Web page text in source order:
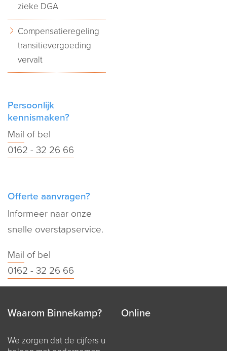
zieke DGA
Compensatieregeling
transitievergoeding
vervalt
Persoonlijk
kennismaken?
Mail of bel
0162 - 32 26 66
Offerte aanvragen?
Informeer naar onze
snelle overstapservice.
Mail of bel
0162 - 32 26 66
Waarom Binnekamp?
We zorgen dat de cijfers u
Online